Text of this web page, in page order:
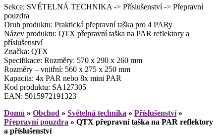
Sekce: SVĚTELNÁ TECHNIKA -> Příslušenství -> Přepravní
pouzdra
Druh produktu: Praktická přepravní taška pro 4 PARy
Název produktu: QTX přepravní taška na PAR reflektory a
příslušenství
Značka: QTX
Specifikace: Rozměry: 570 x 290 x 260 mm
Rozměry – vnitřní: 560 x 275 x 250 mm
Kapacita: 4x PAR nebo 8x mini PAR
Kod produktu: SA127305
EAN: 5015972191323
Domů » Obchod » Světelná technika » Příslušenství»
Přepravní pouzdra » QTX přepravní taška na PAR reflektory
a příslušenství